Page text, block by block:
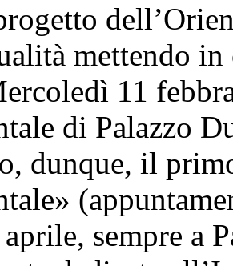
mettendo
11
di Palazzo
dunque, il
sempre a